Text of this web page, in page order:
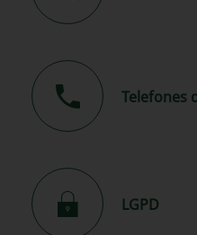
Telefones
LGPD